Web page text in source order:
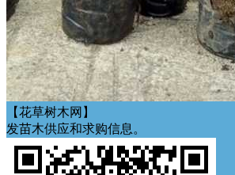
【花草树木网】
发苗木供应和求购信息。